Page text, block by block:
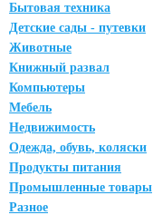
Бытовая техника
Детские сады - путевки
Животные
Книжный развал
Компьютеры
Мебель
Недвижимость
Одежда, обувь, коляски
Продукты питания
Промышленные товары
Разное